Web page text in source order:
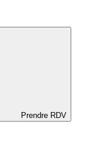
Prendre RDV